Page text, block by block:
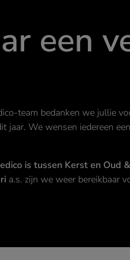
een
team bedanken we jullie
jaar. We wensen iedereen
is tussen Kerst en Oud
a.s. zijn we weer bereikbaar